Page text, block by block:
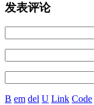
发表评论
B em del U Link Code